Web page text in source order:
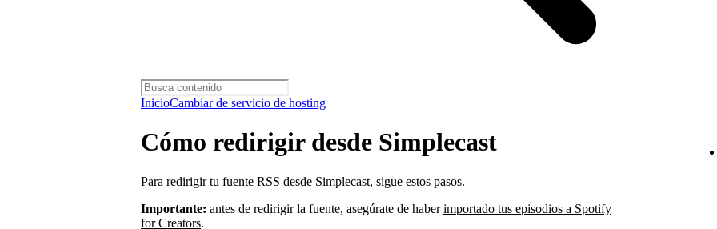
InicioCambiar de servicio de hosting
Cómo redirigir desde Simplecast
Para redirigir tu fuente RSS desde Simplecast, sigue estos pasos.
Importante: antes de redirigir la fuente, asegúrate de haberimportado tus episodios a Spotify
for Creators.